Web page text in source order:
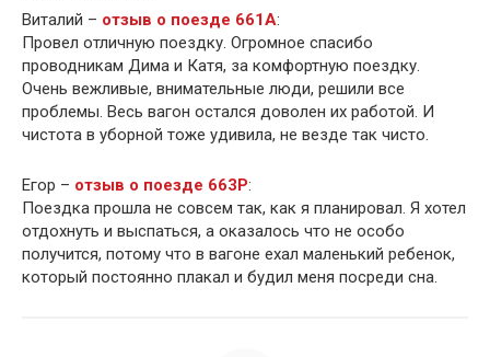
Виталий – отзыв о поезде 661А:
Провел отличную поездку. Огромное спасибо
проводникам Дима и Катя, за комфортную поездку.
Очень вежливые, внимательные люди, решили все
проблемы. Весь вагон остался доволен их работой. И
чистота в уборной тоже удивила, не везде так чисто.
Егор – отзыв о поезде 663Р:
Поездка прошла не совсем так, как я планировал. Я хотел
отдохнуть и выспаться, а оказалось что не особо
получится, потому что в вагоне ехал маленький ребенок,
который постоянно плакал и будил меня посреди сна.